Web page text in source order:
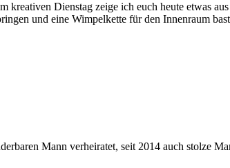
Dienstag zeige ich euch heute etwas
und eine Wimpelkette für den Innenraum
Mann verheiratet, seit 2014 auch stolze